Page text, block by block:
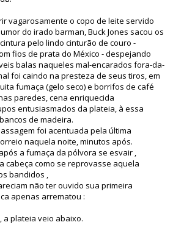
vagarosamente o copo de leite servido
do irado barman, Buck Jones sacou os
pelo lindo cinturão de couro -
fios de prata do México - despejando
balas naqueles mal-encarados fora-da-
foi caindo na presteza de seus tiros, em
fumaça (gelo seco) e borrifos de café
paredes, cena enriquecida
entusiasmados da plateia, à essa
de madeira.
foi acentuada pela última
naquela noite, minutos após.
a fumaça da pólvora se esvair ,
cabeça como se reprovasse aquela
bandidos ,
não ter ouvido sua primeira
apenas arrematou :
a plateia veio abaixo.